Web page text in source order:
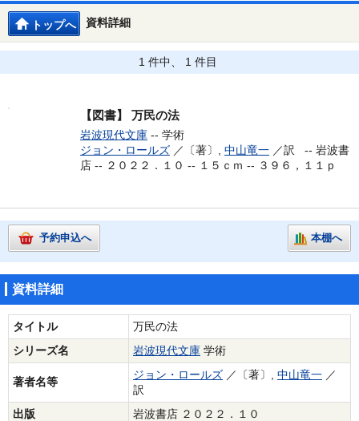
資料詳細
トップへ
1 件中、 1 件目
【図書】 万民の法
岩波現代文庫 -- 学術
ジョン・ロールズ ／〔著〕, 中山竜一 ／訳 -- 岩波書
店 -- ２０２２．１０ -- １５ｃｍ -- ３９６，１１ｐ
予約申込へ 本棚へ
資料詳細
タイトル
万民の法
シリーズ名
岩波現代文庫 学術
著者名等
ジョン・ロールズ ／〔著〕, 中山竜一 ／
訳
出版
岩波書店 ２０２２．１０